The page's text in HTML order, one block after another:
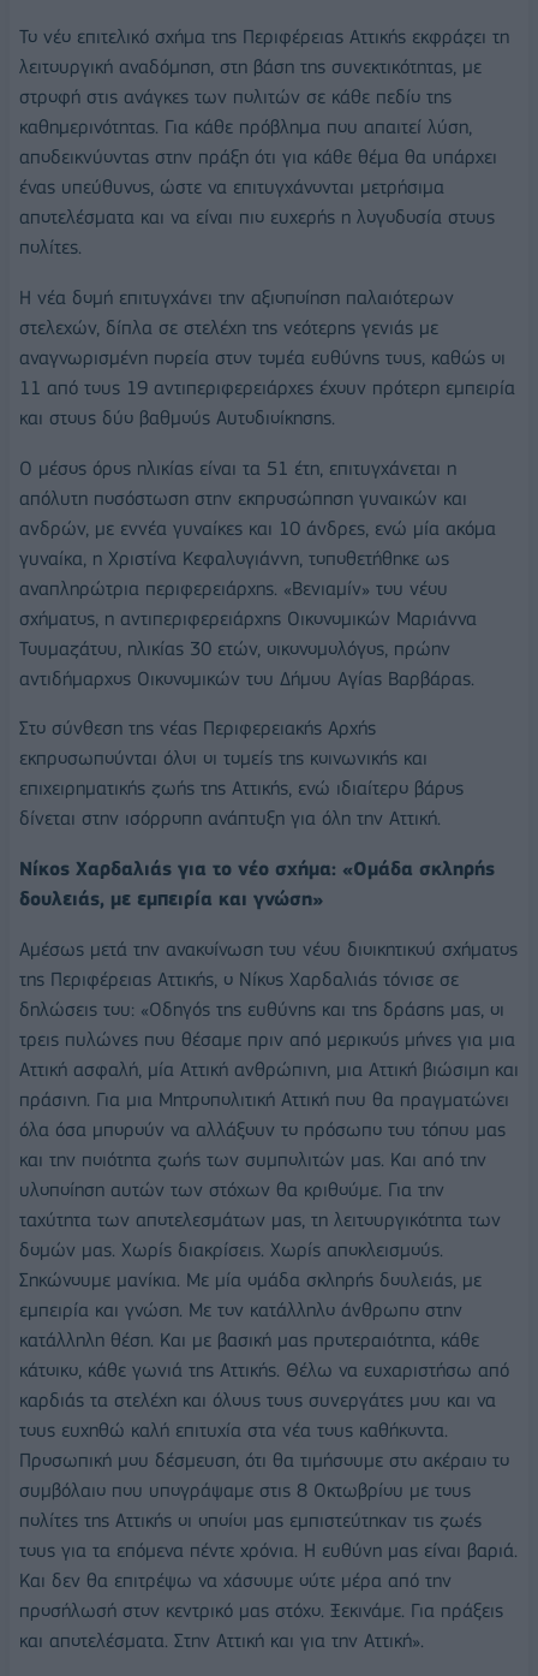
Το νέο επιτελικό σχήμα της Περιφέρειας Αττικής εκφράζει τη
λειτουργική αναδόμηση, στη βάση της συνεκτικότητας, με
στροφή στις ανάγκες των πολιτών σε κάθε πεδίο της
καθημερινότητας. Για κάθε πρόβλημα που απαιτεί λύση,
αποδεικνύοντας στην πράξη ότι για κάθε θέμα θα υπάρχει
ένας υπεύθυνος, ώστε να επιτυγχάνονται μετρήσιμα
αποτελέσματα και να είναι πιο ευχερής η λογοδοσία στους
πολίτες.
Η νέα δομή επιτυγχάνει την αξιοποίηση παλαιότερων
στελεχών, δίπλα σε στελέχη της νεότερης γενιάς με
αναγνωρισμένη πορεία στον τομέα ευθύνης τους, καθώς οι
11 από τους 19 αντιπεριφερειάρχες έχουν πρότερη εμπειρία
και στους δύο βαθμούς Αυτοδιοίκησης.
Ο μέσος όρος ηλικίας είναι τα 51 έτη, επιτυγχάνεται η
απόλυτη ποσόστωση στην εκπροσώπηση γυναικών και
ανδρών, με εννέα γυναίκες και 10 άνδρες, ενώ μία ακόμα
γυναίκα, η Χριστίνα Κεφαλογιάννη, τοποθετήθηκε ως
αναπληρώτρια περιφερειάρχης. «Βενιαμίν» του νέου
σχήματος, η αντιπεριφερειάρχης Οικονομικών Μαριάννα
Τουμαζάτου, ηλικίας 30 ετών, οικονομολόγος, πρώην
αντιδήμαρχος Οικονομικών του Δήμου Αγίας Βαρβάρας.
Στο σύνθεση της νέας Περιφερειακής Αρχής
εκπροσωπούνται όλοι οι τομείς της κοινωνικής και
επιχειρηματικής ζωής της Αττικής, ενώ ιδιαίτερο βάρος
δίνεται στην ισόρροπη ανάπτυξη για όλη την Αττική.
Νίκος Χαρδαλιάς για το νέο σχήμα: «Ομάδα σκληρής
δουλειάς, με εμπειρία και γνώση»
Αμέσως μετά την ανακοίνωση του νέου διοικητικού σχήματος
της Περιφέρειας Αττικής, ο Νίκος Χαρδαλιάς τόνισε σε
δηλώσεις του: «Οδηγός της ευθύνης και της δράσης μας, οι
τρεις πυλώνες που θέσαμε πριν από μερικούς μήνες για μια
Αττική ασφαλή, μία Αττική ανθρώπινη, μια Αττική βιώσιμη και
πράσινη. Για μια Μητροπολιτική Αττική που θα πραγματώνει
όλα όσα μπορούν να αλλάξουν το πρόσωπο του τόπου μας
και την ποιότητα ζωής των συμπολιτών μας. Και από την
υλοποίηση αυτών των στόχων θα κριθούμε. Για την
ταχύτητα των αποτελεσμάτων μας, τη λειτουργικότητα των
δομών μας. Χωρίς διακρίσεις. Χωρίς αποκλεισμούς.
Σηκώνουμε μανίκια. Με μία ομάδα σκληρής δουλειάς, με
εμπειρία και γνώση. Με τον κατάλληλο άνθρωπο στην
κατάλληλη θέση. Και με βασική μας προτεραιότητα, κάθε
κάτοικο, κάθε γωνιά της Αττικής. Θέλω να ευχαριστήσω από
καρδιάς τα στελέχη και όλους τους συνεργάτες μου και να
τους ευχηθώ καλή επιτυχία στα νέα τους καθήκοντα.
Προσωπική μου δέσμευση, ότι θα τιμήσουμε στο ακέραιο το
συμβόλαιο που υπογράψαμε στις 8 Οκτωβρίου με τους
πολίτες της Αττικής οι οποίοι μας εμπιστεύτηκαν τις ζωές
τους για τα επόμενα πέντε χρόνια. Η ευθύνη μας είναι βαριά.
Και δεν θα επιτρέψω να χάσουμε ούτε μέρα από την
προσήλωσή στον κεντρικό μας στόχο. Ξεκινάμε. Για πράξεις
και αποτελέσματα. Στην Αττική και για την Αττική».